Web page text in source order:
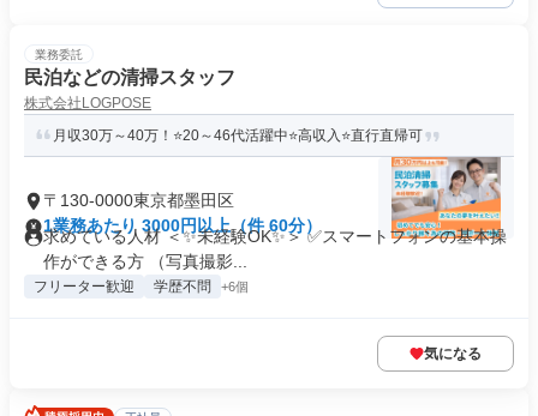
業務委託
民泊などの清掃スタッフ
株式会社LOGPOSE
月収30万～40万！⭐20～46代活躍中⭐高収入⭐直行直帰可
〒130-0000東京都墨田区
1業務あたり 3000円以上（件 60分）
求めている人材 ＜✨未経験OK✨＞ ✅スマートフォンの基本操
作ができる方 （写真撮影...
フリーター歓迎 学歴不問 +6個
気になる